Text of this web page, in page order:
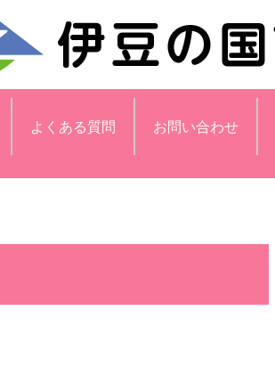
よくある質問 お問い合わせ